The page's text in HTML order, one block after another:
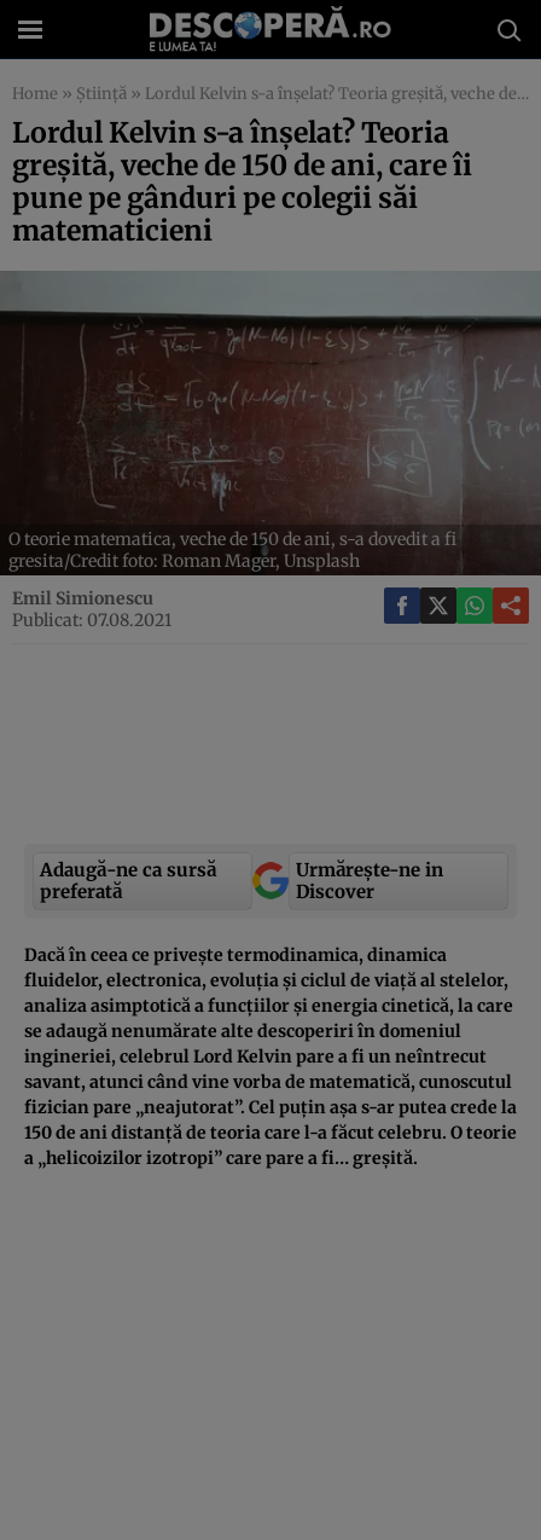
Home » Știință » Lordul Kelvin s-a înșelat? Teoria greșită, veche de 150 de ani, care îi pune pe gânduri pe colegii săi matematicieni
Lordul Kelvin s-a înșelat? Teoria
greșită, veche de 150 de ani, care îi
pune pe gânduri pe colegii săi
matematicieni
O teorie matematica, veche de 150 de ani, s-a dovedit a fi
gresita/Credit foto: Roman Mager, Unsplash
Emil Simionescu
Publicat: 07.08.2021
Adaugă-ne ca sursă
preferată
Urmărește-ne in
Discover
Dacă în ceea ce privește termodinamica, dinamica
fluidelor, electronica, evoluția și ciclul de viață al stelelor,
analiza asimptotică a funcțiilor și energia cinetică, la care
se adaugă nenumărate alte descoperiri în domeniul
ingineriei, celebrul Lord Kelvin pare a fi un neîntrecut
savant, atunci când vine vorba de matematică, cunoscutul
fizician pare „neajutorat”. Cel puțin așa s-ar putea crede la
150 de ani distanță de teoria care l-a făcut celebru. O teorie
a „helicoizilor izotropi” care pare a fi… greșită.